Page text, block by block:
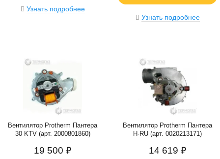
Узнать подробнее
Узнать подробнее
Вентилятор Protherm Пантера
30 KTV (арт. 2000801860)
19 500 ₽
Вентилятор Protherm Пантера
H-RU (арт. 0020213171)
14 619 ₽